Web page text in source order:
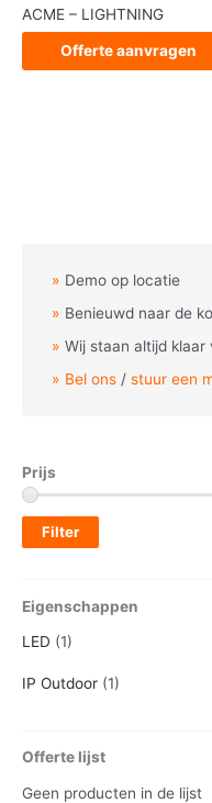
Demo op locatie
Benieuwd naar de
Wij staan altijd klaar
Bel ons /stuur een
Prijs
Filter
Eigenschappen
LED (1)
IP Outdoor (1)
Offerte lijst
Geen producten in de lijst
ACME – LIGHTNING
Offerte aanvragen